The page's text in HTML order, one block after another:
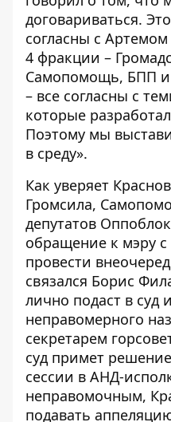
договариваться.
согласны с
4 фракции –
Самопомощь, БПП
– все согласны с
которые
Поэтому мы
в среду».
Как уверяет
Громсила,
депутатов
обращение к мэру
провести
связался Борис
лично подаст в суд
неправомерного
секретарем
суд примет
сессии в АНД-
неправомочным,
подавать